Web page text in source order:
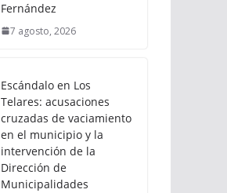
Fernández
7 agosto, 2026
Escándalo en Los
Telares: acusaciones
cruzadas de vaciamiento
en el municipio y la
intervención de la
Dirección de
Municipalidades